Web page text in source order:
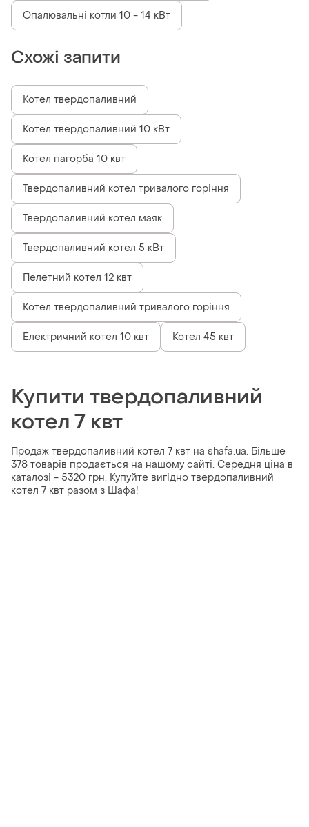
Опалювальні котли 10 - 14 кВт
Схожі запити
Котел твердопаливний
Котел твердопаливний 10 кВт
Котел пагорба 10 квт
Твердопаливний котел тривалого горіння
Твердопаливний котел маяк
Твердопаливний котел 5 кВт
Пелетний котел 12 квт
Котел твердопаливний тривалого горіння
Електричний котел 10 квт Котел 45 квт
Купити твердопаливний
котел 7 квт
Продаж твердопаливний котел 7 квт на shafa.ua. Більше
378 товарів продається на нашому сайті. Середня ціна в
каталозі - 5320 грн. Купуйте вигідно твердопаливний
котел 7 квт разом з Шафа!